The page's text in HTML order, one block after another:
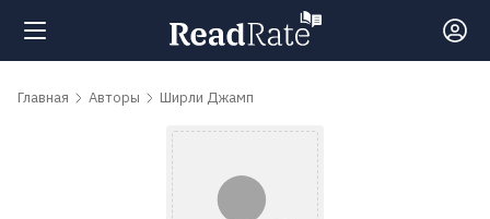
Поиск
Главная Авторы Ширли Джамп